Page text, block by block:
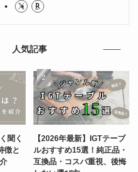
人気記事
聞く
徴と
【2026年最新】IGTテーブ
ルおすすめ15選！純正品・
互換品・コスパ重視、後悔